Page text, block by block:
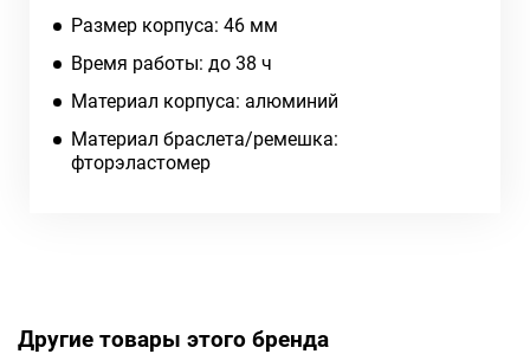
Размер корпуса: 46 мм
Время работы: до 38 ч
Материал корпуса: алюминий
Материал браслета/ремешка:
фторэластомер
Другие товары этого бренда